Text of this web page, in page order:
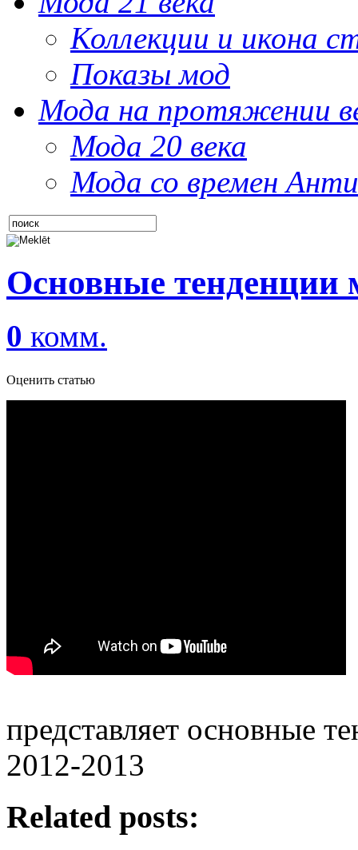
Коллекции и икона
Показы мод
Мода на протяжении
Мода 20 века
Мода со времен
Основные тенденции
0 комм.
Оценить статью
представляет основные
2012-2013
Related posts: